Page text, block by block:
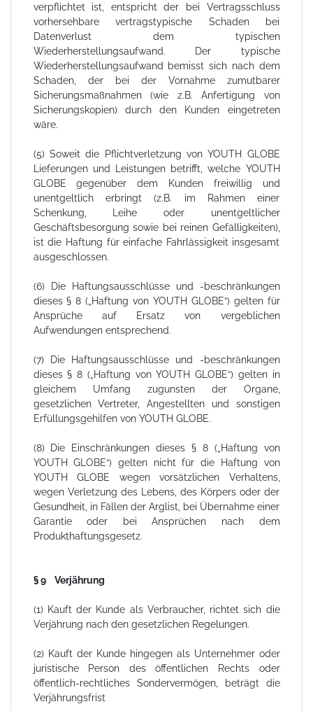
verpflichtet ist, entspricht der bei Vertragsschluss
vorhersehbare vertragstypische Schaden bei
Datenverlust dem typischen
Wiederherstellungsaufwand. Der typische
Wiederherstellungsaufwand bemisst sich nach dem
Schaden, der bei der Vornahme zumutbarer
Sicherungsmaßnahmen (wie z.B. Anfertigung von
Sicherungskopien) durch den Kunden eingetreten
wäre.
(5) Soweit die Pflichtverletzung von YOUTH GLOBE
Lieferungen und Leistungen betrifft, welche YOUTH
GLOBE gegenüber dem Kunden freiwillig und
unentgeltlich erbringt (z.B. im Rahmen einer
Schenkung, Leihe oder unentgeltlicher
Geschäftsbesorgung sowie bei reinen Gefälligkeiten),
ist die Haftung für einfache Fahrlässigkeit insgesamt
ausgeschlossen.
(6) Die Haftungsausschlüsse und -beschränkungen
dieses § 8 („Haftung von YOUTH GLOBE“) gelten für
Ansprüche auf Ersatz von vergeblichen
Aufwendungen entsprechend.
(7) Die Haftungsausschlüsse und -beschränkungen
dieses § 8 („Haftung von YOUTH GLOBE“) gelten in
gleichem Umfang zugunsten der Organe,
gesetzlichen Vertreter, Angestellten und sonstigen
Erfüllungsgehilfen von YOUTH GLOBE.
(8) Die Einschränkungen dieses § 8 („Haftung von
YOUTH GLOBE“) gelten nicht für die Haftung von
YOUTH GLOBE wegen vorsätzlichen Verhaltens,
wegen Verletzung des Lebens, des Körpers oder der
Gesundheit, in Fällen der Arglist, bei Übernahme einer
Garantie oder bei Ansprüchen nach dem
Produkthaftungsgesetz.
§ 9 Verjährung
(1) Kauft der Kunde als Verbraucher, richtet sich die
Verjährung nach den gesetzlichen Regelungen.
(2) Kauft der Kunde hingegen als Unternehmer oder
juristische Person des öffentlichen Rechts oder
öffentlich-rechtliches Sondervermögen, beträgt die
Verjährungsfrist